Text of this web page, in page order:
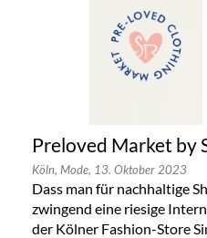
Preloved Market by
Köln, Mode, 13. Oktober 2023
Dass man für nachhaltige
zwingend eine riesige
der Kölner Fashion-Store